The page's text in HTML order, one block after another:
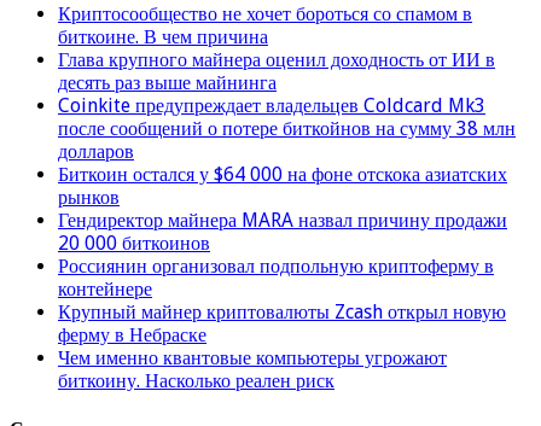
Криптосообщество не хочет бороться со спамом в
биткоине. В чем причина
Глава крупного майнера оценил доходность от ИИ в
десять раз выше майнинга
Coinkite предупреждает владельцев Coldcard Mk3
после сообщений о потере биткойнов на сумму 38 млн
долларов
Биткоин остался у $64 000 на фоне отскока азиатских
рынков
Гендиректор майнера MARA назвал причину продажи
20 000 биткоинов
Россиянин организовал подпольную криптоферму в
контейнере
Крупный майнер криптовалюты Zcash открыл новую
ферму в Небраске
Чем именно квантовые компьютеры угрожают
биткоину. Насколько реален риск